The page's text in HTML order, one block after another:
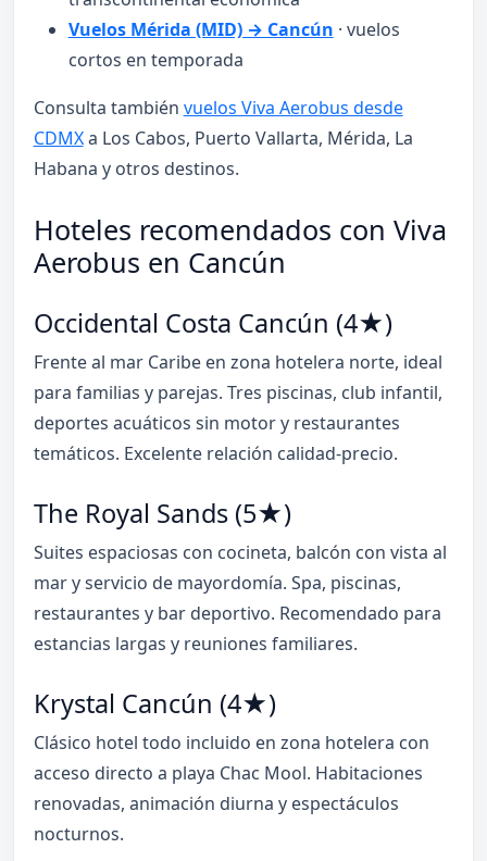
Vuelos Mérida (MID) → Cancún · vuelos
cortos en temporada
Consulta también vuelos Viva Aerobus desde
CDMXa Los Cabos, Puerto Vallarta, Mérida, La
Habana y otros destinos.
Hoteles recomendados con Viva
Aerobus en Cancún
Occidental Costa Cancún (4★)
Frente al mar Caribe en zona hotelera norte, ideal
para familias y parejas. Tres piscinas, club infantil,
deportes acuáticos sin motor y restaurantes
temáticos. Excelente relación calidad-precio.
The Royal Sands (5★)
Suites espaciosas con cocineta, balcón con vista al
mar y servicio de mayordomía. Spa, piscinas,
restaurantes y bar deportivo. Recomendado para
estancias largas y reuniones familiares.
Krystal Cancún (4★)
Clásico hotel todo incluido en zona hotelera con
acceso directo a playa Chac Mool. Habitaciones
renovadas, animación diurna y espectáculos
nocturnos.